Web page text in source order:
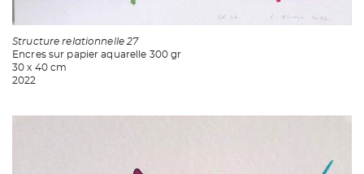
Structure relationnelle 27
Encres sur papier aquarelle 300 gr
30 x 40 cm
2022